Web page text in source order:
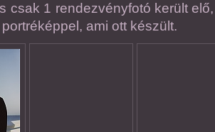
csak 1 rendezvényfotó került
ami ott készült.